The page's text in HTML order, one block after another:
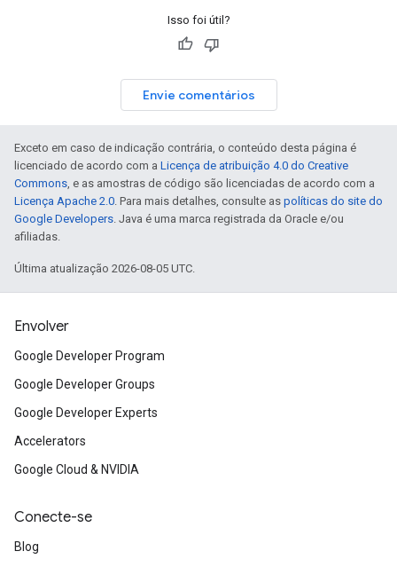
Isso foi útil?
Envie comentários
Exceto em caso de indicação contrária, o conteúdo desta página é
licenciado de acordo com a Licença de atribuição 4.0 do Creative
Commons, e as amostras de código são licenciadas de acordo com a
Licença Apache 2.0. Para mais detalhes, consulte as políticas do site do
Google Developers. Java é uma marca registrada da Oracle e/ou
afiliadas.
Última atualização 2026-08-05 UTC.
Envolver
Google Developer Program
Google Developer Groups
Google Developer Experts
Accelerators
Google Cloud & NVIDIA
Conecte-se
Blog